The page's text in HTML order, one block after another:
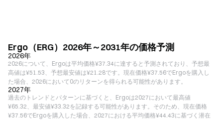
Ergo（ERG）2026年～2031年の価格予測
2026年
2026について、Ergoは平均価格¥37.34に達すると予測されており、予想最
高値は¥51.53、予想最安値は¥21.28です。現在価格¥37.56でErgoを購入し
た場合、2026において0のリターンを得られる可能性があります。
2027年
過去のトレンドとパターンに基づくと、Ergoは2027において最高値
¥65.32、最安値¥33.32を記録する可能性があります。そのため、現在価格
¥37.56でErgoを購入した場合、2027における平均価格¥44.43に基づく潜在